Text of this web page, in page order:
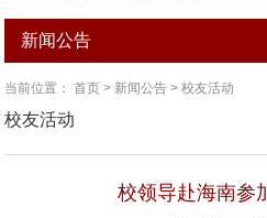
新闻公告
当前位置：首页 > 新闻公告 >校友活动
校友活动
校领导赴海南参